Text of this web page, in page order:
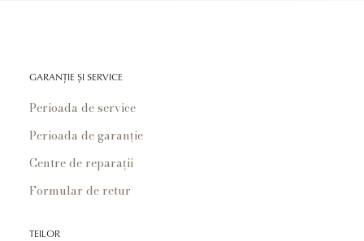
GARANȚIE ȘI SERVICE
Perioada de service
Perioada de garanție
Centre de reparații
Formular de retur
TEILOR